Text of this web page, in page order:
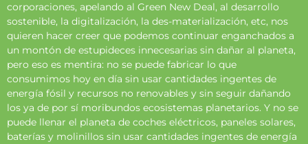
corporaciones, apelando al Green New Deal, al desarrollo
sostenible, la digitalización, la des-materialización, etc, nos
quieren hacer creer que podemos continuar enganchados a
un montón de estupideces innecesarias sin dañar al planeta,
pero eso es mentira: no se puede fabricar lo que
consumimos hoy en día sin usar cantidades ingentes de
energía fósil y recursos no renovables y sin seguir dañando
los ya de por sí moribundos ecosistemas planetarios. Y no se
puede llenar el planeta de coches eléctricos, paneles solares,
baterías y molinillos sin usar cantidades ingentes de energía